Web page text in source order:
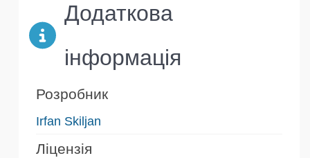
Додаткова
інформація
Розробник
Irfan Skiljan
Ліцензія